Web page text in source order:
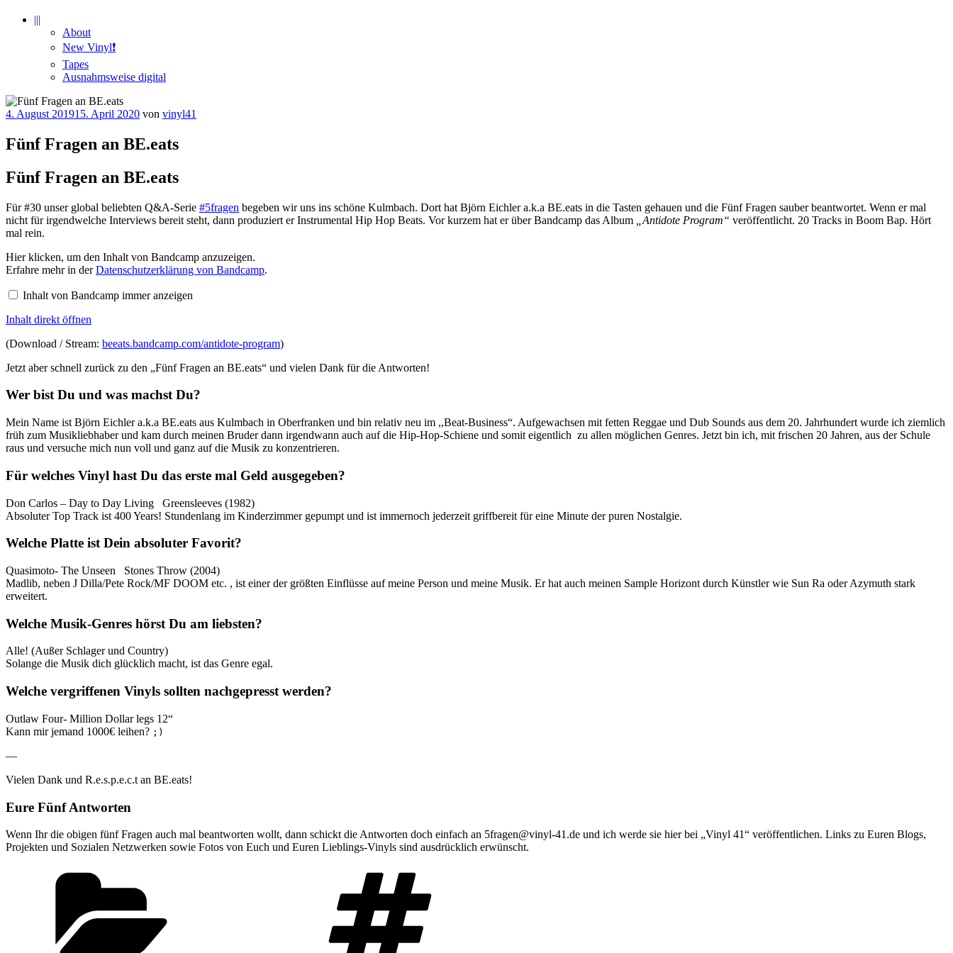
|||
About
New Vinyl❗️
Tapes
Ausnahmsweise digital
Veröffentlicht
4. August 201915. April 2020 von vinyl41
Fünf Fragen an BE.eats
Fünf Fragen an BE.eats
Für #30 unser global beliebten Q&A-Serie #5fragen begeben wir uns ins schöne Kulmbach. Dort hat Björn Eichler a.k.a BE.eats in die Tasten gehauen und die Fünf Fragen sauber beantwortet. Wenn er mal
nicht für irgendwelche Interviews bereit steht, dann produziert er Instrumental Hip Hop Beats. Vor kurzem hat er über Bandcamp das Album
„Antidote Program“ veröffentlicht. 20 Tracks in Boom Bap. Hört
mal rein.
Inhalt
von
Bandcamp
Hier klicken, um den Inhalt von Bandcamp anzuzeigen.
Erfahre mehr in derDatenschutzerklärung von Bandcamp.
Inhalt von Bandcamp immer anzeigen
Inhalt direkt öffnen
(Download / Stream: beeats.bandcamp.com/antidote-program)
Jetzt aber schnell zurück zu den „Fünf Fragen an BE.eats“ und vielen Dank für die Antworten!
Wer bist Du und was machst Du?
Mein Name ist Björn Eichler a.k.a BE.eats aus Kulmbach in Oberfranken und bin relativ neu im ,,Beat-Business“. Aufgewachsen mit fetten Reggae und Dub Sounds aus dem 20. Jahrhundert wurde ich ziemlich
früh zum Musikliebhaber und kam durch meinen Bruder dann irgendwann auch auf die Hip-Hop-Schiene und somit eigentlich zu allen möglichen Genres. Jetzt bin ich, mit frischen 20 Jahren, aus der Schule
raus und versuche mich nun voll und ganz auf die Musik zu konzentrieren.
Für welches Vinyl hast Du das erste mal Geld ausgegeben?
Don Carlos – Day to Day Living Greensleeves (1982)
Absoluter Top Track ist 400 Years! Stundenlang im Kinderzimmer gepumpt und ist immernoch jederzeit griffbereit für eine Minute der puren Nostalgie.
Welche Platte ist Dein absoluter Favorit?
Quasimoto- The Unseen Stones Throw (2004)
Madlib, neben J Dilla/Pete Rock/MF DOOM etc. , ist einer der größten Einflüsse auf meine Person und meine Musik. Er hat auch meinen Sample Horizont durch Künstler wie Sun Ra oder Azymuth stark
erweitert.
Welche Musik-Genres hörst Du am liebsten?
Alle! (Außer Schlager und Country)
Solange die Musik dich glücklich macht, ist das Genre egal.
Welche vergriffenen Vinyls sollten nachgepresst werden?
Outlaw Four- Million Dollar legs 12“
Kann mir jemand 1000€ leihen? ;)
—
Vielen Dank und R.e.s.p.e.c.t an BE.eats!
Eure Fünf Antworten
Wenn Ihr die obigen fünf Fragen auch mal beantworten wollt, dann schickt die Antworten doch einfach an 5fragen@vinyl-41.de und ich werde sie hier bei „Vinyl 41“ veröffentlichen. Links zu Euren Blogs,
Projekten und Sozialen Netzwerken sowie Fotos von Euch und Euren Lieblings-Vinyls sind ausdrücklich erwünscht.